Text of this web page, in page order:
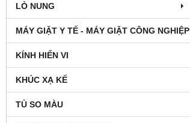
LÒ NUNG
MÁY GIẶT Y TẾ - MÁY GIẶT CÔNG NGHIỆP
KÍNH HIỂN VI
KHÚC XẠ KẾ
TỦ SO MÀU